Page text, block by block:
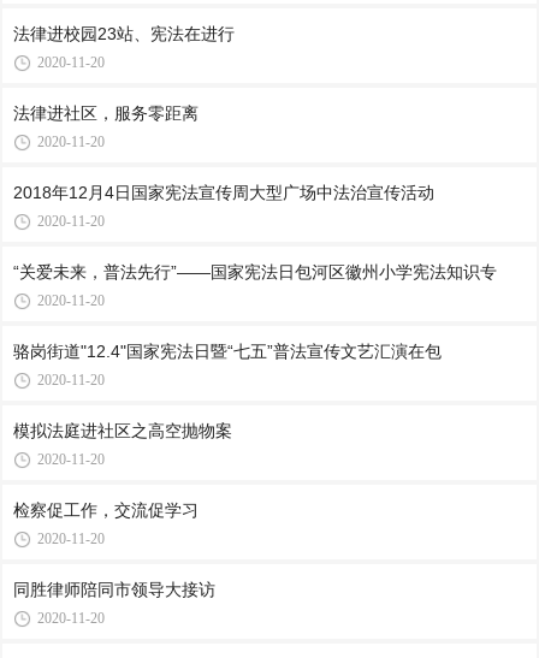
法律进校园23站、宪法在进行
2020-11-20
法律进社区，服务零距离
2020-11-20
2018年12月4日国家宪法宣传周大型广场中法治宣传活动
2020-11-20
“关爱未来，普法先行”——国家宪法日包河区徽州小学宪法知识专
2020-11-20
骆岗街道"12.4"国家宪法日暨“七五”普法宣传文艺汇演在包
2020-11-20
模拟法庭进社区之高空抛物案
2020-11-20
检察促工作，交流促学习
2020-11-20
同胜律师陪同市领导大接访
2020-11-20